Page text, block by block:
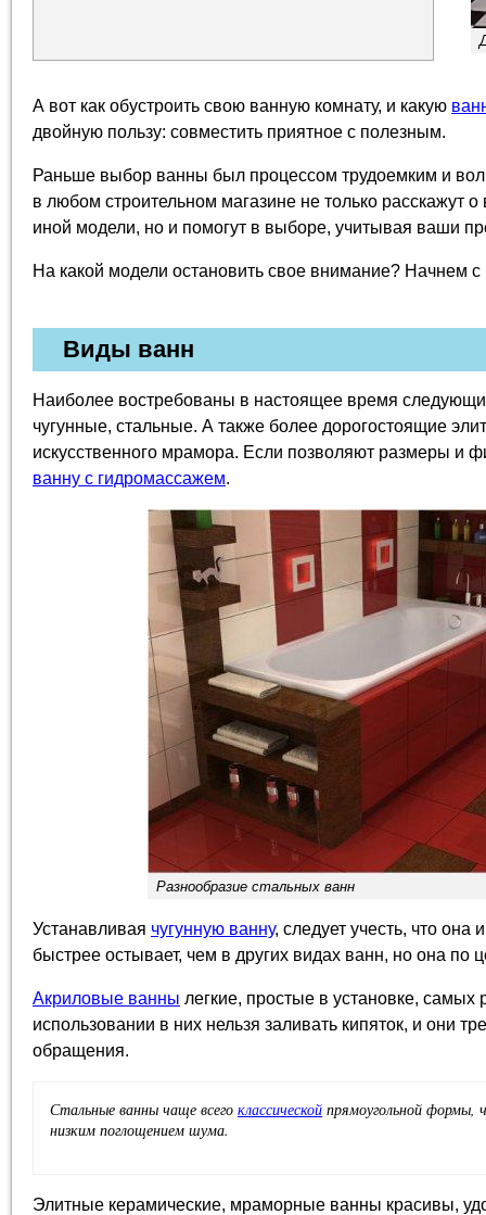
А вот как обустроить свою ванную комнату, и какую
двойную пользу: совместить приятное с полезным.
Раньше выбор ванны был процессом трудоемким и
в любом строительном магазине не только расскажут
иной модели, но и помогут в выборе, учитывая ваши
На какой модели остановить свое внимание? Начнем с
Виды ванн
Наиболее востребованы в настоящее время
чугунные, стальные. А также более дорогостоящие
искусственного мрамора. Если позволяют размеры и
ванну с гидромассажем.
Разнообразие стальных ванн
Устанавливая чугунную ванну, следует учесть, что
быстрее остывает, чем в других видах ванн, но она по
Акриловые ванны легкие, простые в установке,
использовании в них нельзя заливать кипяток, и они
обращения.
Стальные ванны чаще всего классической прямоугольной формы,
низким поглощением шума.
Элитные керамические, мраморные ванны красивы,